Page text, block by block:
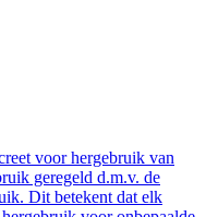
voor hergebruik van
geregeld d.m.v. de
Dit betekent dat elk